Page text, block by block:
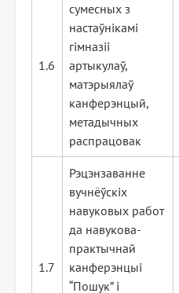
1.6
сумесных з
настаўнікамі
гімназіі
артыкулаў,
матэрыялаў
канферэнцый,
метадычных
распрацовак
1.7
Рэцэнзаванне
вучнёўскіх
навуковых работ
да навукова-
практычнай
канферэнцыі
“Пошук” і